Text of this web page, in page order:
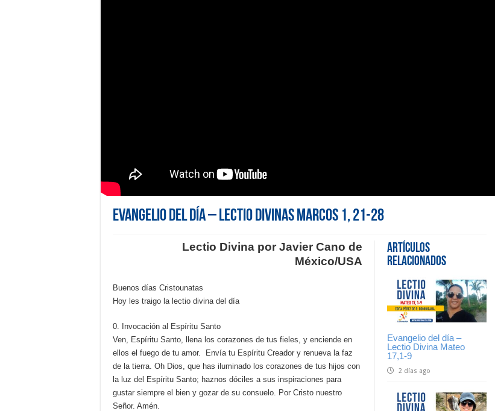
Evangelio del día – Lectio Divinas Marcos 1, 21-28
Artículos
Relacionados
Evangelio del día –
Lectio Divina Mateo
17,1-9
2 días ago
Lectio Divina por Javier Cano de
México/USA
Buenos días Cristounatas
Hoy les traigo la lectio divina del día
0. Invocación al Espíritu Santo
Ven, Espíritu Santo, llena los corazones de tus fieles, y enciende en
ellos el fuego de tu amor. Envía tu Espíritu Creador y renueva la faz
de la tierra. Oh Dios, que has iluminado los corazones de tus hijos con
la luz del Espíritu Santo; haznos dóciles a sus inspiraciones para
gustar siempre el bien y gozar de su consuelo. Por Cristo nuestro
Señor. Amén.